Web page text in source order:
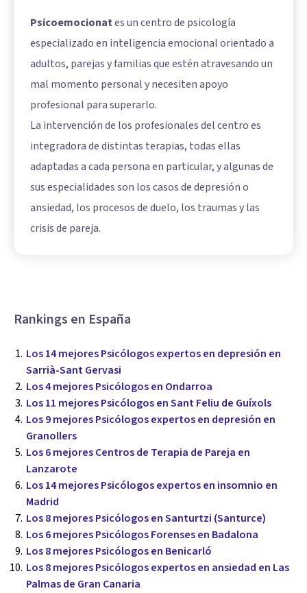
Psicoemocionates un centro de psicología
especializado en inteligencia emocional orientado a
adultos, parejas y familias que estén atravesando un
mal momento personal y necesiten apoyo
profesional para superarlo.
La intervención de los profesionales del centro es
integradora de distintas terapias, todas ellas
adaptadas a cada persona en particular, y algunas de
sus especialidades son los casos de depresión o
ansiedad, los procesos de duelo, los traumas y las
crisis de pareja.
Rankings en España
Los 14 mejores Psicólogos expertos en depresión en
Sarrià-Sant Gervasi
Los 4 mejores Psicólogos en Ondarroa
Los 11 mejores Psicólogos en Sant Feliu de Guíxols
Los 9 mejores Psicólogos expertos en depresión en
Granollers
Los 6 mejores Centros de Terapia de Pareja en
Lanzarote
Los 14 mejores Psicólogos expertos en insomnio en
Madrid
Los 8 mejores Psicólogos en Santurtzi (Santurce)
Los 6 mejores Psicólogos Forenses en Badalona
Los 8 mejores Psicólogos en Benicarló
Los 8 mejores Psicólogos expertos en ansiedad en Las
Palmas de Gran Canaria